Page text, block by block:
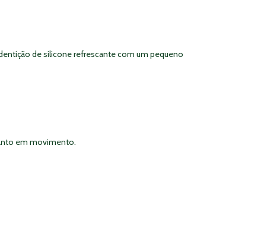
de silicone refrescante com um pequeno
em movimento.